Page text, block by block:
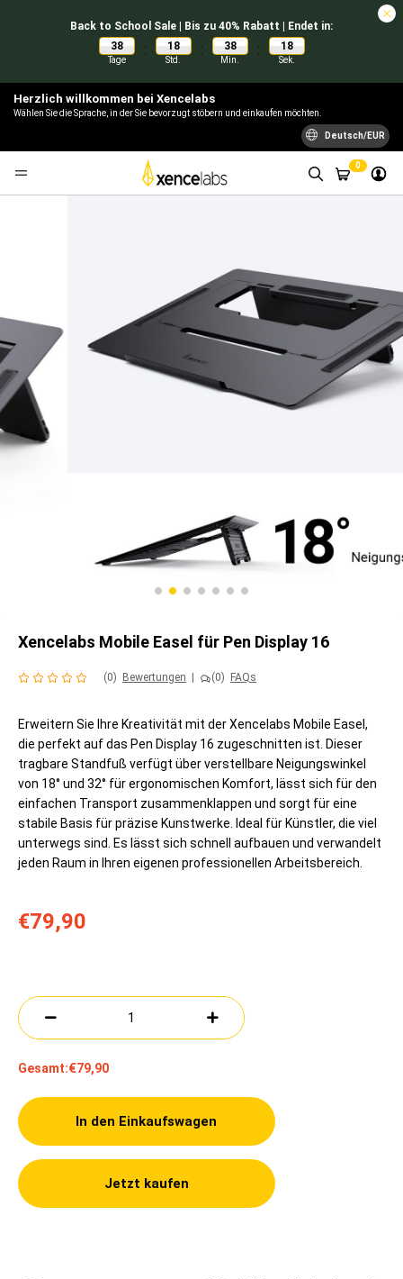
Back to School Sale | Bis zu 40% Rabatt | Endet in:
38
Tage
: 18
Std.
: 38
Min.
: 18
Sek.
Herzlich willkommen bei Xencelabs
Wählen Sie die Sprache, in der Sie bevorzugt stöbern und einkaufen möchten.
Deutsch/EUR
0
Xencelabs Mobile Easel für Pen Display 16
(0) Bewertungen (0) FAQs
Erweitern Sie Ihre Kreativität mit der Xencelabs Mobile Easel,
die perfekt auf das Pen Display 16 zugeschnitten ist. Dieser
tragbare Standfuß verfügt über verstellbare Neigungswinkel
von 18° und 32° für ergonomischen Komfort, lässt sich für den
einfachen Transport zusammenklappen und sorgt für eine
stabile Basis für präzise Kunstwerke. Ideal für Künstler, die viel
unterwegs sind. Es lässt sich schnell aufbauen und verwandelt
jeden Raum in Ihren eigenen professionellen Arbeitsbereich.
€79,90
Gesamt:€79,90
In den Einkaufswagen
Jetzt kaufen